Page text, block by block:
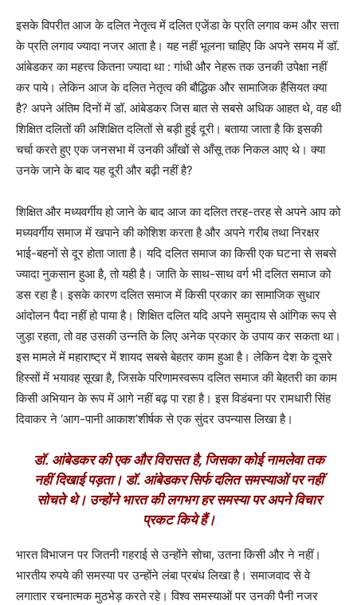
इसके विपरीत आज के दलित नेतृत्व में दलित एजेंडा के प्रति लगाव कम और सत्ता
के प्रति लगाव ज्यादा नजर आता है। यह नहीं भूलना चाहिए कि अपने समय में डॉ.
आंबेडकर का महत्त्व कितना ज्यादा था : गांधी और नेहरू तक उनकी उपेक्षा नहीं
कर पाये। लेकिन आज के दलित नेतृत्व की बौद्धिक और सामाजिक हैसियत क्या
है? अपने अंतिम दिनों में डॉ. आंबेडकर जिस बात से सबसे अधिक आहत थे, वह थी
शिक्षित दलितों की अशिक्षित दलितों से बड़ी हुई दूरी। बताया जाता है कि इसकी
चर्चा करते हुए एक जनसभा में उनकी आँखों से आँसू तक निकल आए थे। क्या
उनके जाने के बाद यह दूरी और बढ़ी नहीं है?
शिक्षित और मध्यवर्गीय हो जाने के बाद आज का दलित तरह-तरह से अपने आप को
मध्यवर्गीय समाज में खपाने की कोशिश करता है और अपने गरीब तथा निरक्षर
भाई-बहनों से दूर होता जाता है। यदि दलित समाज का किसी एक घटना से सबसे
ज्यादा नुकसान हुआ है, तो यही है। जाति के साथ-साथ वर्ग भी दलित समाज को
डस रहा है। इसके कारण दलित समाज में किसी प्रकार का सामाजिक सुधार
आंदोलन पैदा नहीं हो पाया है। शिक्षित दलित यदि अपने समुदाय से आंगिक रूप से
जुड़ा रहता, तो वह उसकी उन्नति के लिए अनेक प्रकार के उपाय कर सकता था।
इस मामले में महाराष्ट्र में शायद सबसे बेहतर काम हुआ है। लेकिन देश के दूसरे
हिस्सों में भयावह सूखा है, जिसके परिणामस्वरूप दलित समाज की बेहतरी का काम
किसी अभियान के रूप में आगे नहीं बढ़ पा रहा है। इस विडंबना पर रामधारी सिंह
दिवाकर ने ‘आग-पानी आकाश’शीर्षक से एक सुंदर उपन्यास लिखा है।
डॉ. आंबेडकर की एक और विरासत है, जिसका कोई नामलेवा तक
नहीं दिखाई पड़ता। डॉ. आंबेडकर सिर्फ दलित समस्याओं पर नहीं
सोचते थे। उन्होंने भारत की लगभग हर समस्या पर अपने विचार
प्रकट किये हैं।
भारत विभाजन पर जितनी गहराई से उन्होंने सोचा, उतना किसी और ने नहीं।
भारतीय रुपये की समस्या पर उन्होंने लंबा प्रबंध लिखा है। समाजवाद से वे
लगातार रचनात्मक मुठभेड़ करते रहे। विश्व समस्याओं पर उनकी पैनी नजर